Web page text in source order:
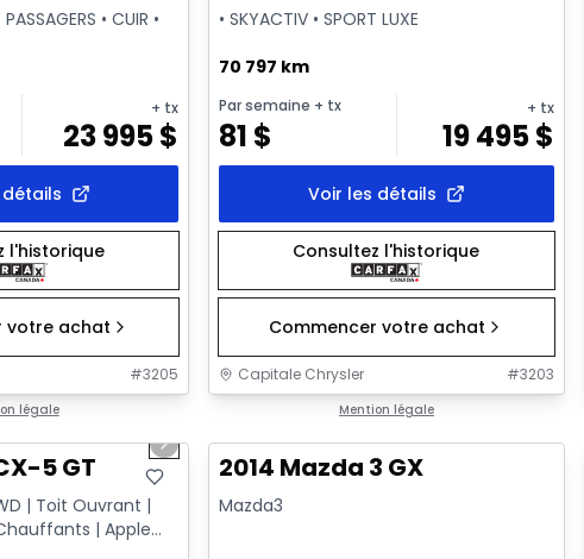
• CUIR •
+ tx
23 995$
l'historique
votre achat
#3205
légale
• SKYACTIV • SPORT LUXE
70 797 km
Par semaine + tx
81 $
+ tx
19 495$
Voir les détails
Consultez l'historique
Commencer votre achat
Capitale Chrysler #3203
Mention légale
Next slide
5 GT
| Toit Ouvrant |
| Apple
Très bonne offre
2014 Mazda 3 GX
Mazda3